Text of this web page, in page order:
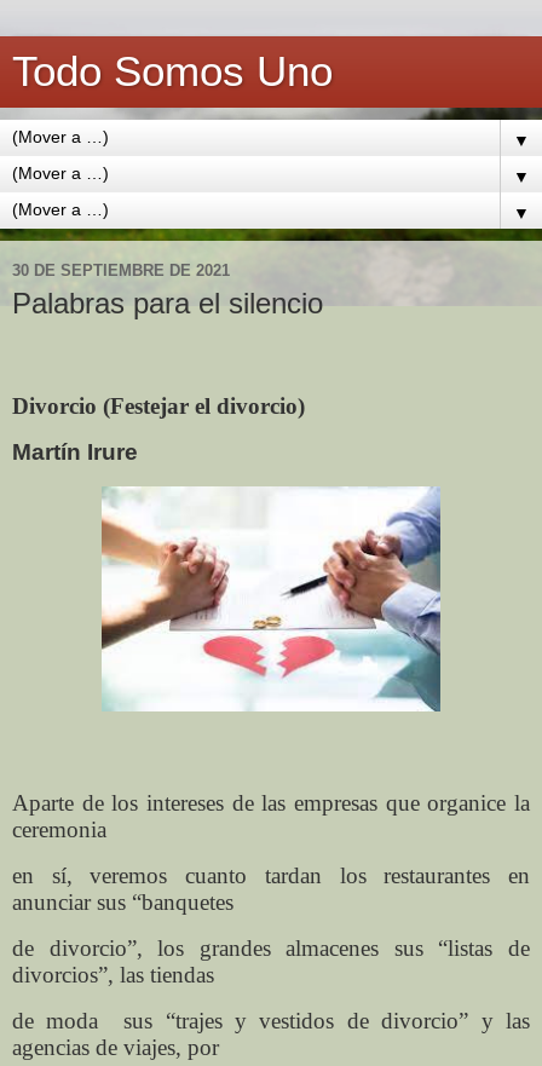
Todo Somos Uno
▼
▼
▼
30 DE SEPTIEMBRE DE 2021
Palabras para el silencio
Divorcio (Festejar el divorcio)
Martín Irure
Aparte de los intereses de las empresas que organice la
ceremonia
en sí, veremos cuanto tardan los restaurantes en
anunciar sus “banquetes
de divorcio”, los grandes almacenes sus “listas de
divorcios”, las tiendas
de moda
sus “trajes y vestidos de divorcio” y las
agencias de viajes, por